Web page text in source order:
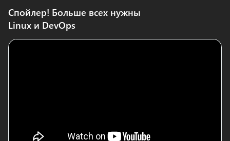
Спойлер! Больше всех нужны
Linux и DevOps